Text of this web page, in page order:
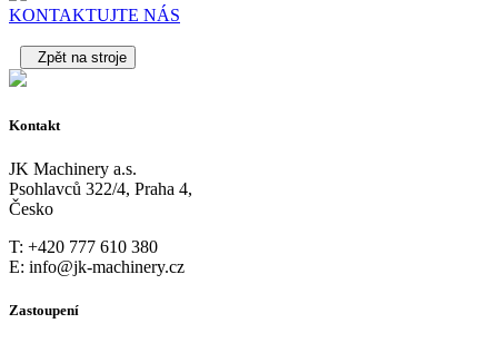
KONTAKTUJTE NÁS
Zpět na stroje
Kontakt
JK Machinery a.s.
Psohlavců 322/4, Praha 4,
Česko
T: +420 777 610 380
E: info@jk-machinery.cz
Zastoupení